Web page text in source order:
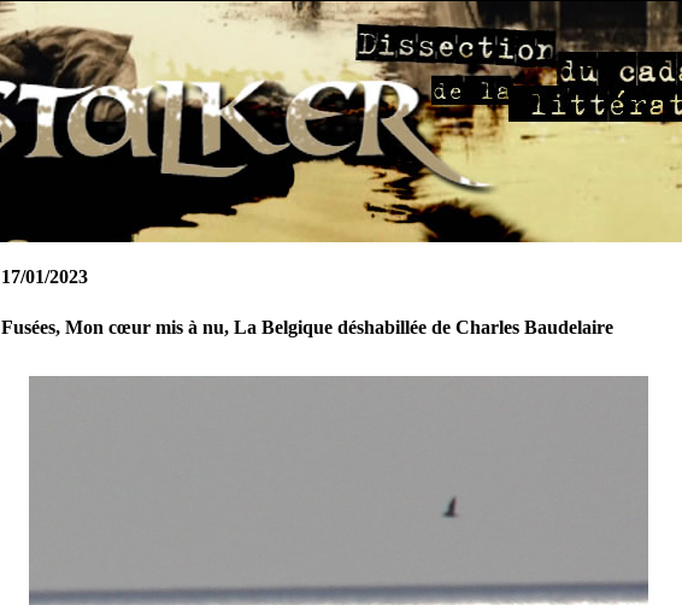
17/01/2023
Fusées, Mon cœur mis à nu, La Belgique déshabillée de Charles Baudelaire